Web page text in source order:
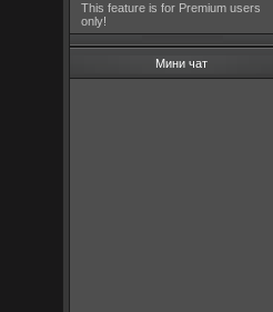
This feature is for Premium users
only!
Мини чат